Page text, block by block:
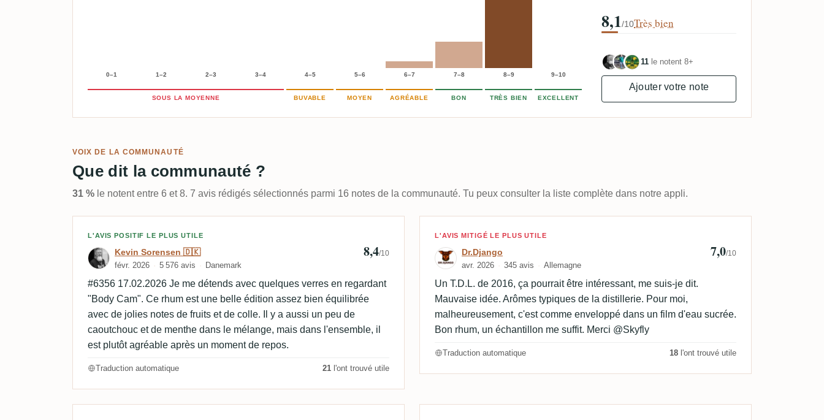
0–1 1–2 2–3 3–4 4–5 5–6 6–7 7–8 8–9 9–10
SOUS LA MOYENNE BUVABLE MOYEN AGRÉABLE BON TRÈS BIEN EXCELLENT
8,1/10Très bien
11 le notent 8+
Ajouter votre note
VOIX DE LA COMMUNAUTÉ
Que dit la communauté ?
31 % le notent entre 6 et 8. 7 avis rédigés sélectionnés parmi 16 notes de la communauté. Tu peux consulter la liste complète dans notre appli.
Avis de Kevin Sorensen 🇩🇰
L'AVIS POSITIF LE PLUS UTILE
Kevin Sorensen 🇩🇰
févr. 2026 5 576 avis Danemark
8,4/10
#6356 17.02.2026 Je me détends avec quelques verres en regardant
"Body Cam". Ce rhum est une belle édition assez bien équilibrée
avec de jolies notes de fruits et de colle. Il y a aussi un peu de
caoutchouc et de menthe dans le mélange, mais dans l'ensemble, il
est plutôt agréable après un moment de repos.
Traduction automatique 21 l'ont trouvé utile
Avis de Dr.Django
L'AVIS MITIGÉ LE PLUS UTILE
Dr.Django
avr. 2026 345 avis Allemagne
7,0/10
Un T.D.L. de 2016, ça pourrait être intéressant, me suis-je dit.
Mauvaise idée. Arômes typiques de la distillerie. Pour moi,
malheureusement, c'est comme enveloppé dans un film d'eau sucrée.
Bon rhum, un échantillon me suffit. Merci @Skyfly
Traduction automatique 18 l'ont trouvé utile